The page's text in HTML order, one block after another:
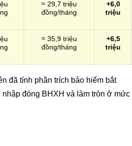
≈ 29,7 triệu
đồng/tháng
+6,0
triệu
≈ 35,9 triệu
đồng/tháng
+6,5
triệu
đã tính phần trích bảo hiểm bắt
nhập đóng BHXH và làm tròn ở mức